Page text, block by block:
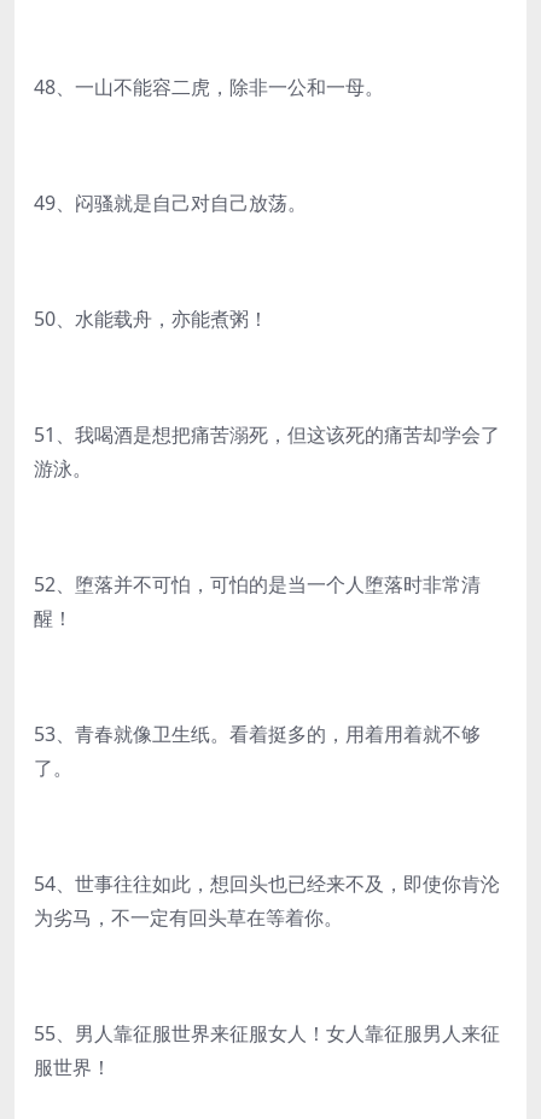
48、一山不能容二虎，除非一公和一母。
49、闷骚就是自己对自己放荡。
50、水能载舟，亦能煮粥！
51、我喝酒是想把痛苦溺死，但这该死的痛苦却学会了
游泳。
52、堕落并不可怕，可怕的是当一个人堕落时非常清
醒！
53、青春就像卫生纸。看着挺多的，用着用着就不够
了。
54、世事往往如此，想回头也已经来不及，即使你肯沦
为劣马，不一定有回头草在等着你。
55、男人靠征服世界来征服女人！女人靠征服男人来征
服世界！